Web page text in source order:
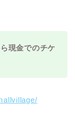
現金でのチケ